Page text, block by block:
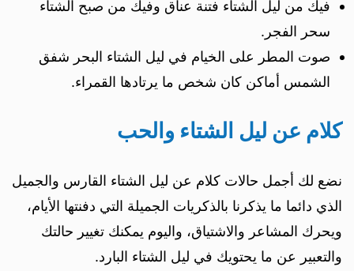
فيك من ليل الشتاء فتنة عناق وفيك من صبح الشتاء
سحر الفجر.
صوت المطر على الخيام في ليل الشتاء البحر شفق
الشمس أماكن كان شخص ما يرتادها القمراء.
كلام عن ليل الشتاء والحب
نضع لك أجمل حالات كلام عن ليل الشتاء القارس والجميل
الذي دائما ما يذكرنا بالذكريات الجميلة التي دفنتها الأيام،
ويحرك المشاعر والاشتياق، واليوم يمكنك تغيير حالتك
والتعبير عن ما يحتويك في ليل الشتاء البارد.